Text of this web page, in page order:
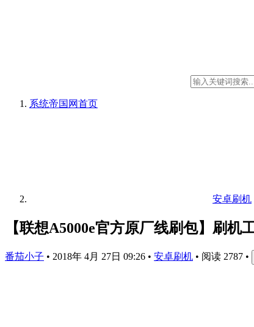
系统帝国网首页
安卓刷机
【联想A5000e官方原厂线刷包】刷
番茄小子 • 2018年 4月 27日 09:26 • 安卓刷机 • 阅读 2787 •